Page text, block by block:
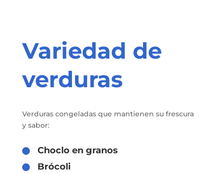
Variedad de
verduras
Verduras congeladas que mantienen su frescura
y sabor:
 Choclo en granos
 Brócoli